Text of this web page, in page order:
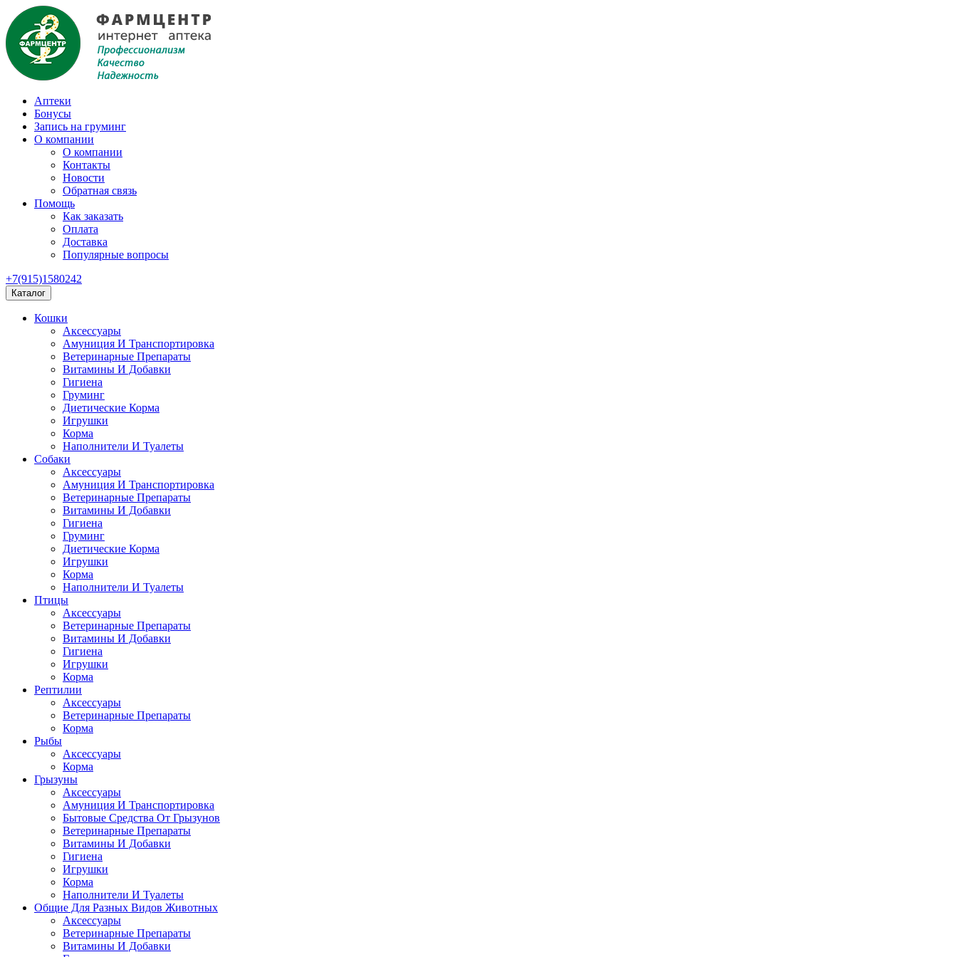
Аптеки
Бонусы
Запись на груминг
О компании
О компании
Контакты
Новости
Обратная связь
Помощь
Как заказать
Оплата
Доставка
Популярные вопросы
+7(915)1580242
Каталог
Кошки
Аксессуары
Амуниция И Транспортировка
Ветеринарные Препараты
Витамины И Добавки
Гигиена
Груминг
Диетические Корма
Игрушки
Корма
Наполнители И Туалеты
Собаки
Аксессуары
Амуниция И Транспортировка
Ветеринарные Препараты
Витамины И Добавки
Гигиена
Груминг
Диетические Корма
Игрушки
Корма
Наполнители И Туалеты
Птицы
Аксессуары
Ветеринарные Препараты
Витамины И Добавки
Гигиена
Игрушки
Корма
Рептилии
Аксессуары
Ветеринарные Препараты
Корма
Рыбы
Аксессуары
Корма
Грызуны
Аксессуары
Амуниция И Транспортировка
Бытовые Средства От Грызунов
Ветеринарные Препараты
Витамины И Добавки
Гигиена
Игрушки
Корма
Наполнители И Туалеты
Общие Для Разных Видов Животных
Аксессуары
Ветеринарные Препараты
Витамины И Добавки